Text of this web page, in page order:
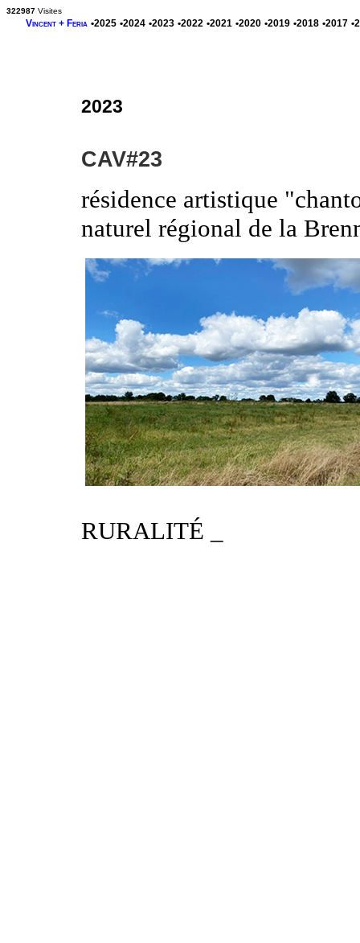
2023
CAV#23
résidence artistique
naturel régional de la
RURALITÉ _
322987 Visites
Vincent + Feria •2025 •2024 •2023 •2022 •2021 •2020 •2019 •2018 •2017